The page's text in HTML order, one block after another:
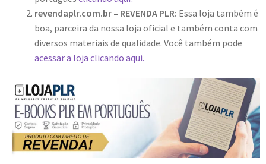
revendaplr.com.br – REVENDA PLR: Essa loja também é
boa, parceira da nossa loja oficial e também conta com
diversos materiais de qualidade. Você também pode
acessar a loja clicando aqui.